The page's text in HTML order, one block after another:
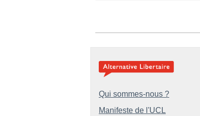
Qui sommes-nous ?
Manifeste de l'UCL